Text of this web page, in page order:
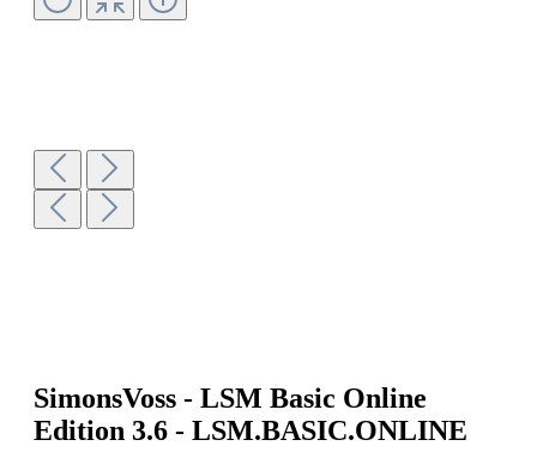
SimonsVoss - LSM Basic Online
Edition 3.6 - LSM.BASIC.ONLINE